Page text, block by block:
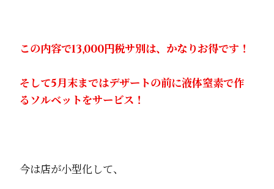
この内容で13,000円税サ別は、かなりお得です！
そして5月末まではデザートの前に液体窒素で作
るソルベットをサービス！
今は店が小型化して、